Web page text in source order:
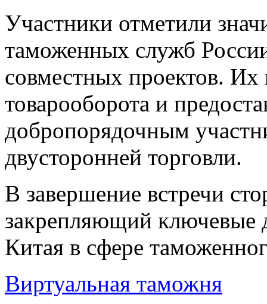
Участники отметили
таможенных служб
совместных проектов.
товарооборота и
добропорядочным
двусторонней торговли.
В завершение встречи
закрепляющий ключевые
Китая в сфере
Виртуальная таможня